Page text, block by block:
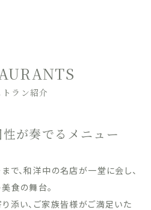
トラン紹介
が奏でるメニュー
で、和洋中の名店が一堂に会し、
食の舞台。
添い、ご家族皆様がご満足いた